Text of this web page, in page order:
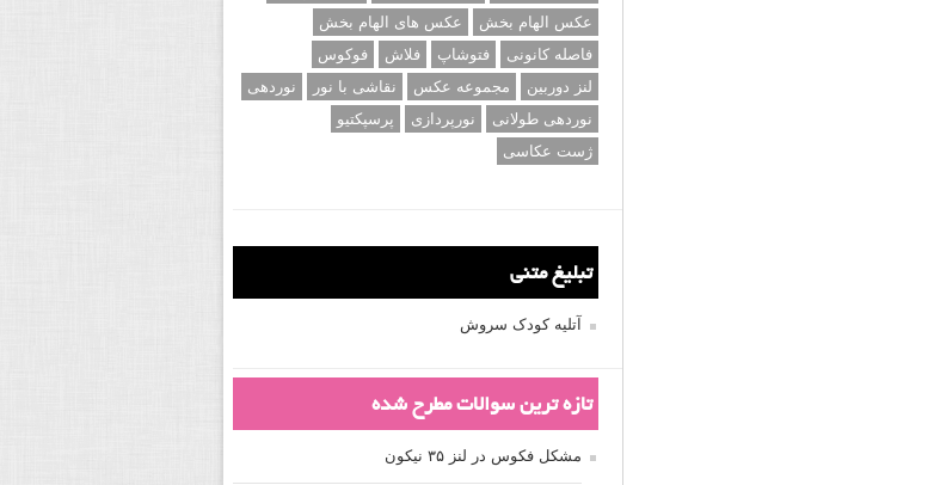
عکس الهام بخش
عکس های الهام بخش
فاصله کانونی
فتوشاپ فلاش
فوکوس
لنز دوربین
مجموعه عکس نقاشی با نور
نوردهی
نوردهی طولانی
نورپردازی
پرسپکتیو
ژست عکاسی
تبلیغ متنی
آتلیه کودک سروش
تازه ترین سوالات مطرح شده
مشکل فکوس در لنز ۳۵ نیکون